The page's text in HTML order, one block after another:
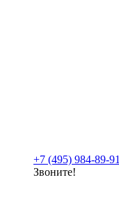
+7 (495) 984-89-91
Звоните!